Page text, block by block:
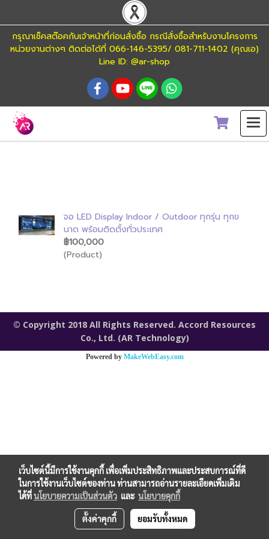
กรุณาเช็คสต๊อคกับเจ้าหน้าที่ก่อนสั่งซื้อ กรณีสั่งซื้อสำหรับงานโครงการ
หน่วยงานต่างๆ ติดต่อได้ที่ 066-146-5395/ 081-711-1402 (คุณเอ)
Line ID: @ar-shop
จอ LED Display Indoor / Outdoor ทุกรุ่น ทุกข
นาด พร้อมติดตั้งทั่วประเทศ
฿100,000
(Product)
© Copyright 2018 All Rights Reserved. Accord Resources
Co., Ltd. (AR Technology)
Powered by MakeWebEasy.com
เว็บไซต์นี้มีการใช้งานคุกกี้ เพื่อเพิ่มประสิทธิภาพและประสบการณ์ที่ดี
ในการใช้งานเว็บไซต์ของท่าน ท่านสามารถอ่านรายละเอียดเพิ่มเติม
ได้ที่นโยบายความเป็นส่วนตัว และ นโยบายคุกกี้
ตั้งค่าคุกกี้ ยอมรับทั้งหมด